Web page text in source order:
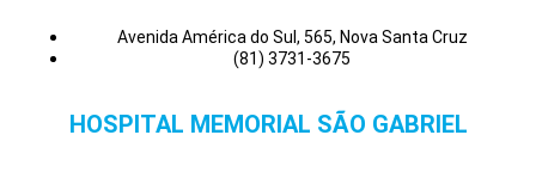
Avenida América do Sul, 565, Nova Santa Cruz
(81) 3731-3675
HOSPITAL MEMORIAL SÃO GABRIEL